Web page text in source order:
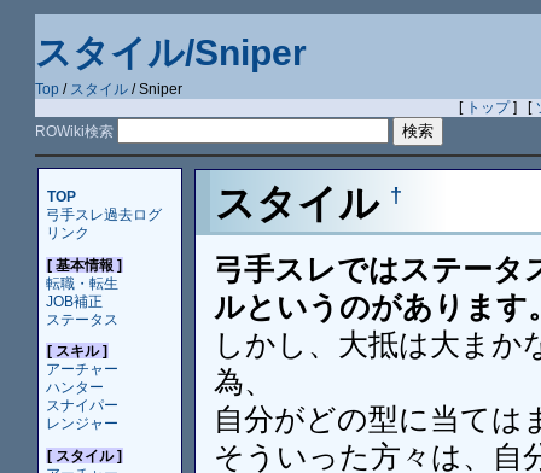
スタイル/Sniper
Top / スタイル / Sniper
[ トップ] [
ROWiki検索
TOP
弓手スレ過去ログ
リンク
[ 基本情報 ]
転職・転生
JOB補正
ステータス
[ スキル ]
アーチャー
ハンター
スナイパー
レンジャー
[ スタイル ]
スタイル †
弓手スレではステータ
ルというのがあります
しかし、大抵は大ま
為、
自分がどの型に当ては
そういった方々は、自